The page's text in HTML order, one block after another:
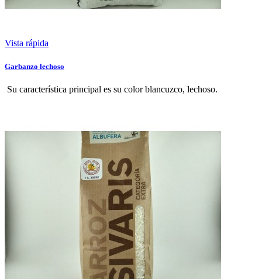
Vista rápida
Garbanzo lechoso
Su característica principal es su color blancuzco, lechoso.